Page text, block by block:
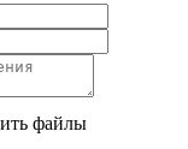
файлы